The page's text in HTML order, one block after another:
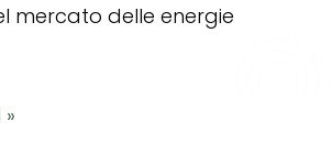
mercato delle energie